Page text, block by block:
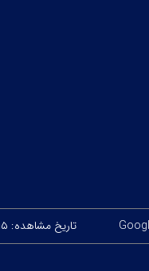
تاریخ مشاهده: ۱۵ مرداد ۱۴۰۵